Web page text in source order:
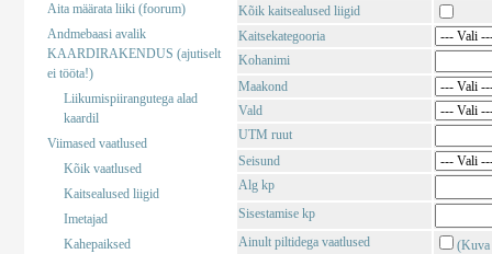
Aita määrata liiki (foorum)
Andmebaasi avalik
KAARDIRAKENDUS (ajutiselt
ei tööta!)
Liikumispiirangutega alad
kaardil
Viimased vaatlused
Kõik vaatlused
Kaitsealused liigid
Imetajad
Kahepaiksed
Kõik kaitsealused liigid
Kaitsekategooria
Kohanimi
Maakond
Vald
UTM ruut
Seisund
Alg kp
Sisestamise kp
Ainult piltidega vaatlused
(Kuva